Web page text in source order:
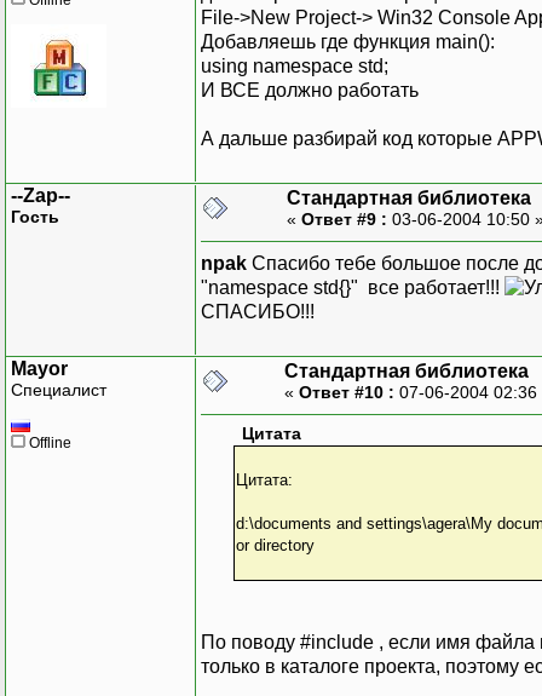
File->New Project-> Win32 Console
Добавляешь где функция main():
using namespace std;
И ВСЕ должно работать
А дальше разбирай код которые
--Zap--
Гость
Стандартная библиотека
« Ответ #9 : 03-06-2004 10:50
npak Спасибо тебе большое после
"namespace std{}" все работает!!!
СПАСИБО!!!
Mayor
Специалист
Offline
Стандартная библиотека
« Ответ #10 : 07-06-2004
Цитата
Цитата:
d:\documents and settings\agera\My
or directory
По поводу #include , если имя файла
только в каталоге проекта, поэтому